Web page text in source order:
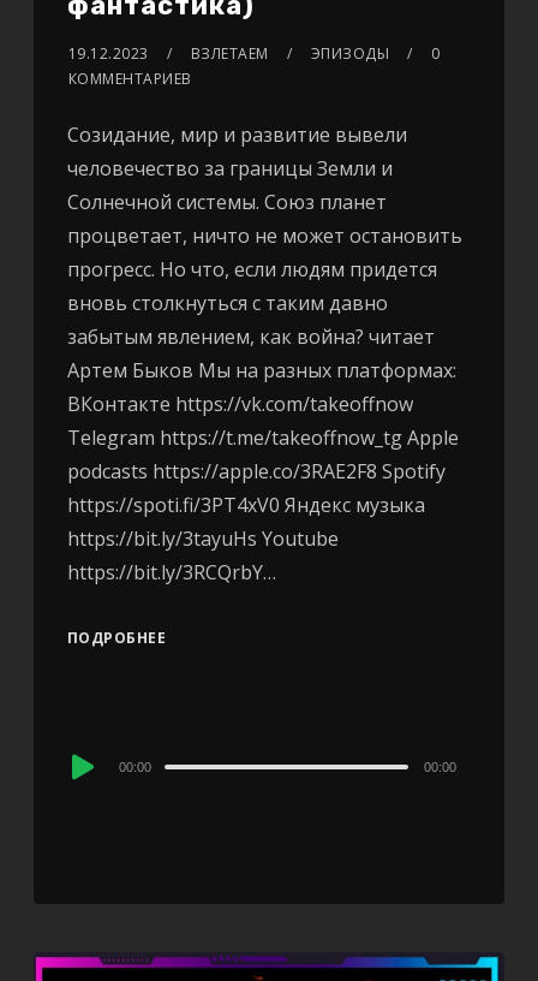
19.12.2023 ВЗЛЕТАЕМ ЭПИЗОДЫ
0
КОММЕНТАРИЕВ
Созидание, мир и развитие вывели
человечество за границы Земли и
Солнечной системы. Союз планет
процветает, ничто не может остановить
прогресс. Но что, если людям придется
вновь столкнуться с таким давно
забытым явлением, как война? читает
Артем Быков Мы на разных платформах:
ВКонтакте https://vk.com/takeoffnow
Telegram https://t.me/takeoffnow_tg Apple
podcasts https://apple.co/3RAE2F8 Spotify
https://spoti.fi/3PT4xV0 Яндекс музыка
https://bit.ly/3tayuHs Youtube
https://bit.ly/3RCQrbY…
ПОДРОБНЕЕ
Audio
00:00 00:00